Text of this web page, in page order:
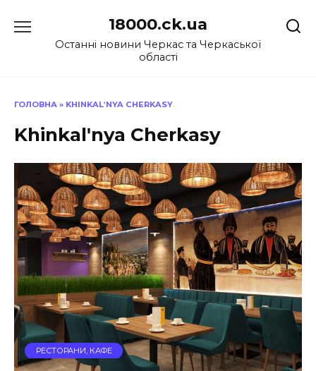
до
18000.ck.ua
Останні новини Черкас та Черкаської
області
ГОЛОВНА » KHINKALʹNYA CHERKASY
Khinkalʹnya Cherkasy
РЕСТОРАНИ, КАФЕ